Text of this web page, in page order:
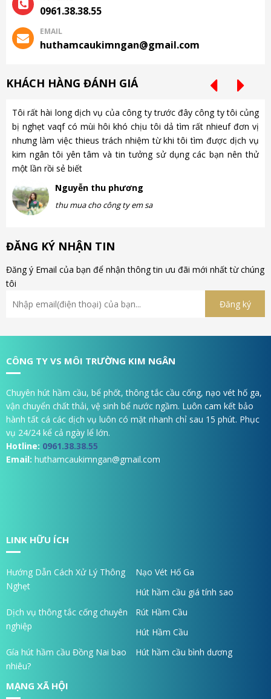
0961.38.38.55
EMAIL
huthamcaukimngan@gmail.com
KHÁCH HÀNG ĐÁNH GIÁ
Tôi rất hài long dịch vụ của công ty trước đây công ty tôi củng
bị nghẹt vaqf có mùi hôi khó chịu tôi dả tìm rất nhieuf đơn vị
nhưng làm việc thieus trách nhiệm từ khi tôi tìm được dịch vụ
kim ngân tôi yên tâm và tin tưởng sử dụng các bạn nên thử
một lần rồi sẻ biết
Nguyễn thu phương
thu mua cho công ty em sa
ĐĂNG KÝ NHẬN TIN
Đăng ý Email của bạn để nhận thông tin ưu đãi mới nhất từ chúng
tôi
CÔNG TY VS MÔI TRƯỜNG KIM NGÂN
Chuyên hút hầm cầu, bể phốt, thông tắc cầu cống, nạo vét hố ga,
vận chuyển chất thải, vệ sinh bể nước ngầm. Luôn cam kết bảo
hành tất cá các dịch vụ luôn có mặt nhanh chỉ sau 15 phút. Phục
vụ 24/24 kể cả ngày lể lớn.
Hotline: 0961.38.38.55
Email: huthamcaukimngan@gmail.com
LINK HỮU ÍCH
Hướng Dẫn Cách Xử Lý Thông
Nghẹt
Nạo Vét Hố Ga
Hút hầm cầu giá tính sao
Dịch vụ thông tắc cống chuyên
nghiệp
Rút Hầm Cầu
Hút Hầm Cầu
Gía hút hầm cầu Đồng Nai bao
nhiêu?
Hút hầm cầu bình dương
MẠNG XÃ HỘI